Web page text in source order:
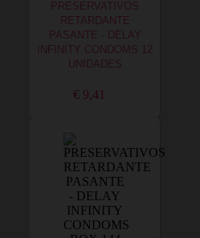
PRESERVATIVOS
RETARDANTE
PASANTE - DELAY
INFINITY CONDOMS 12
UNIDADES
€ 9,41